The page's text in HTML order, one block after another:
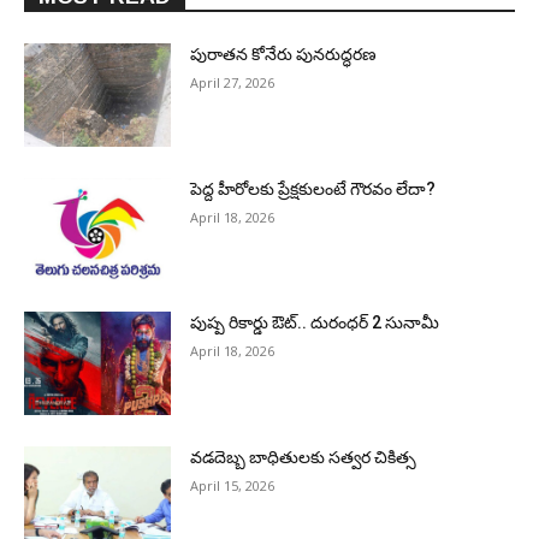
పురాత‌న కోనేరు పున‌రుద్ధ‌ర‌ణ
April 27, 2026
పెద్ద హీరోల‌కు ప్రేక్ష‌కులంటే గౌర‌వం లేదా?
April 18, 2026
పుష్ప రికార్డు ఔట్‌.. దురంధ‌ర్ 2 సునామీ
April 18, 2026
వడదెబ్బ బాధితులకు సత్వర చికిత్స
April 15, 2026